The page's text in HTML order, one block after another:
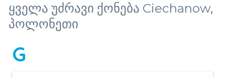
ყველა უძრავი ქონება Ciechanow,
პოლონეთი
G